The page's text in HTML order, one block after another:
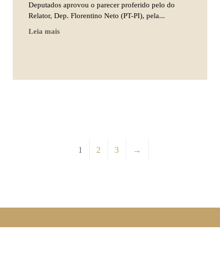
Deputados aprovou o parecer proferido pelo do
Relator, Dep. Florentino Neto (PT-PI), pela...
Leia mais
1 2 3 →